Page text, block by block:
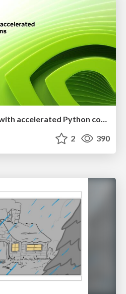
Getting science done with accelerated Python computing platforms
2 390